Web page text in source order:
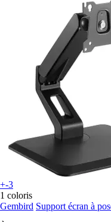
+-3
1 coloris
Gembird Support écran à